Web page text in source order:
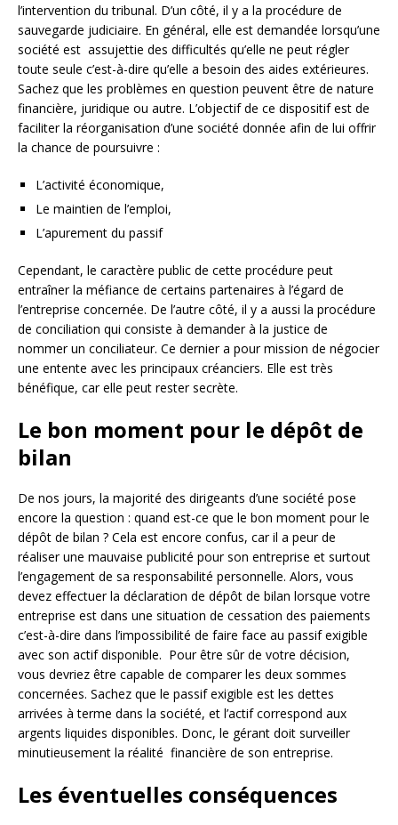
l’intervention du tribunal. D’un côté, il y a la procédure de
sauvegarde judiciaire. En général, elle est demandée lorsqu’une
société est assujettie des difficultés qu’elle ne peut régler
toute seule c’est-à-dire qu’elle a besoin des aides extérieures.
Sachez que les problèmes en question peuvent être de nature
financière, juridique ou autre. L’objectif de ce dispositif est de
faciliter la réorganisation d’une société donnée afin de lui offrir
la chance de poursuivre :
L’activité économique,
Le maintien de l’emploi,
L’apurement du passif
Cependant, le caractère public de cette procédure peut
entraîner la méfiance de certains partenaires à l’égard de
l’entreprise concernée. De l’autre côté, il y a aussi la procédure
de conciliation qui consiste à demander à la justice de
nommer un conciliateur. Ce dernier a pour mission de négocier
une entente avec les principaux créanciers. Elle est très
bénéfique, car elle peut rester secrète.
Le bon moment pour le dépôt de
bilan
De nos jours, la majorité des dirigeants d’une société pose
encore la question : quand est-ce que le bon moment pour le
dépôt de bilan ? Cela est encore confus, car il a peur de
réaliser une mauvaise publicité pour son entreprise et surtout
l’engagement de sa responsabilité personnelle. Alors, vous
devez effectuer la déclaration de dépôt de bilan lorsque votre
entreprise est dans une situation de cessation des paiements
c’est-à-dire dans l’impossibilité de faire face au passif exigible
avec son actif disponible. Pour être sûr de votre décision,
vous devriez être capable de comparer les deux sommes
concernées. Sachez que le passif exigible est les dettes
arrivées à terme dans la société, et l’actif correspond aux
argents liquides disponibles. Donc, le gérant doit surveiller
minutieusement la réalité financière de son entreprise.
Les éventuelles conséquences